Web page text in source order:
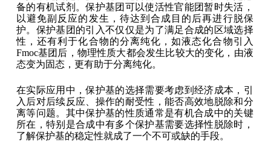
备的有机试剂。保护基团可以使活性官能团暂时失活，
以避免副反应的发生，待达到合成目的后再进行脱保
护。保护基团的引入不仅仅是为了满足合成的区域选择
性，还有利于化合物的分离纯化，如液态化合物引入
Fmoc基团后，物理性质大都会发生比较大的变化，由液
态变为固态，更有助于分离纯化。
在实际应用中，保护基的选择需要考虑到经济成本，引
入后对后续反应、操作的耐受性，能否高效地脱除和分
离等问题。其中保护基的性质通常是有机合成中的关键
所在，特别是合成中有多个保护基需要选择性脱除时，
了解保护基的稳定性就成了一个不可或缺的手段。